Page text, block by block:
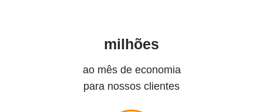
milhões
ao mês de economia
para nossos clientes